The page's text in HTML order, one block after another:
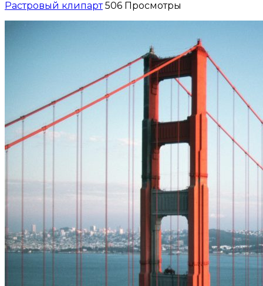
Растровый клипарт 506 Просмотры